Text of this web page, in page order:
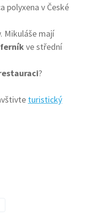
polyxena v České
Mikuláše mají
ve střední
?
turistický